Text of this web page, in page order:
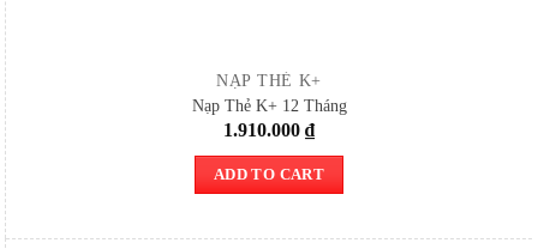
NẠP THẺ K+
Nạp Thẻ K+ 12 Tháng
1.910.000 ₫
ADD TO CART